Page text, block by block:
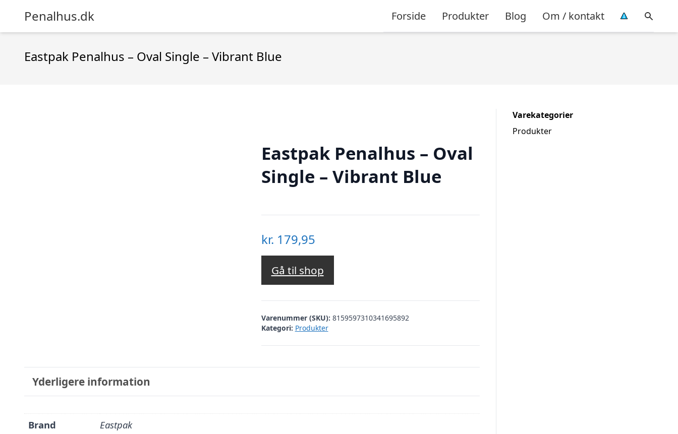
Penalhus.dk Forside Produkter Blog Om / kontakt
Eastpak Penalhus – Oval Single – Vibrant Blue
Eastpak Penalhus – Oval
Single – Vibrant Blue
kr. 179,95
Gå til shop
Varenummer (SKU): 8159597310341695892
Kategori: Produkter
Yderligere information
Brand Eastpak
Varekategorier
Produkter